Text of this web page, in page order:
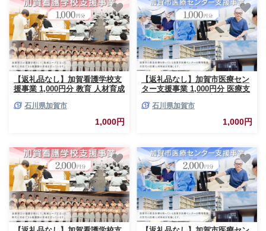
【返礼品なし】加賀看護学校支
援事業 1,000円分 教育 人材育成
3130石川県加賀市
1,000円
【返礼品なし】加賀市医療セン
ター支援事業 1,000円分 医療支
石川県 F6P-3138
石川県加賀市
1,000円